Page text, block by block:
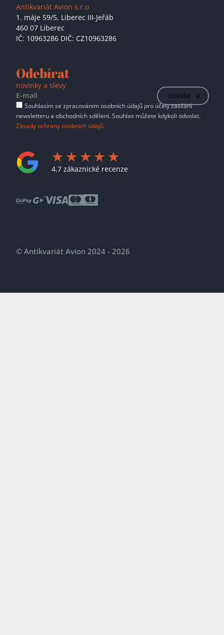
Antikvariát Avion s.r.o.
1. máje 59/5, Liberec III-Jeřáb
460 07 Liberec
IČ: 10963286 DIČ: CZ10963286
Odebírat
novinky a slevy
Odeslat
Souhlasím se zpracováním osobních údajů pro účely zasílání
newsletteru a obchodních sdělení. Souhlas můžete kdykoli odvolat.
Zásady ochrany osobních údajů
4.7 zákaznické recenze
© Antikvariát Avion 2024 - 2026